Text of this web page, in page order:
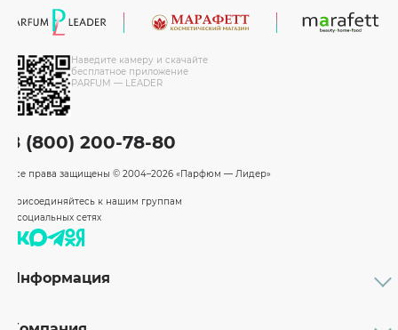
Наведите камеру и скачайте
бесплатное приложение
PARFUM — LEADER
8 (800) 200-78-80
Все права защищены © 2004–2026 «Парфюм — Лидер»
Присоединяйтесь к нашим группам
в социальных сетях
Информация